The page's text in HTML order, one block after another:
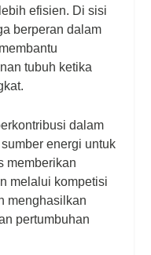
efisien. Di sisi
berperan dalam
tubuh ketika
dalam
energi untuk
memberikan
melalui kompetisi
menghasilkan
pertumbuhan